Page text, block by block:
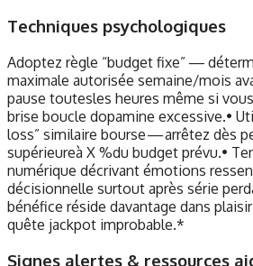
Techniques psychologiques
Adoptez règle “budget fixe” —
maximale autorisée semaine/mois
pause toutesles heures même si
brise boucle dopamine excessive.•
loss” similaire bourse — arrêtez dès
supérieureà X %du budget prévu.•
numérique décrivant émotions
décisionnelle surtout après série
bénéfice réside davantage dans
quête jackpot improbable.*
Signes alertes & ressources